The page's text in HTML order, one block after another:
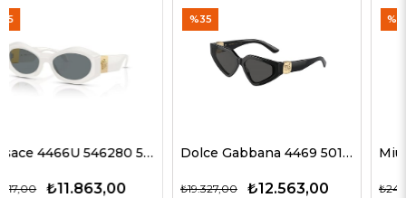
Dolce Gabbana 4469 501/87 59 G Kadın Güneş Gözlükleri
₺12.563,00
₺19.327,00
Miu Miu 51ZS ZVN50D 69 G Kadın Güneş Gözlükleri
₺9.900,00
₺24.750,00